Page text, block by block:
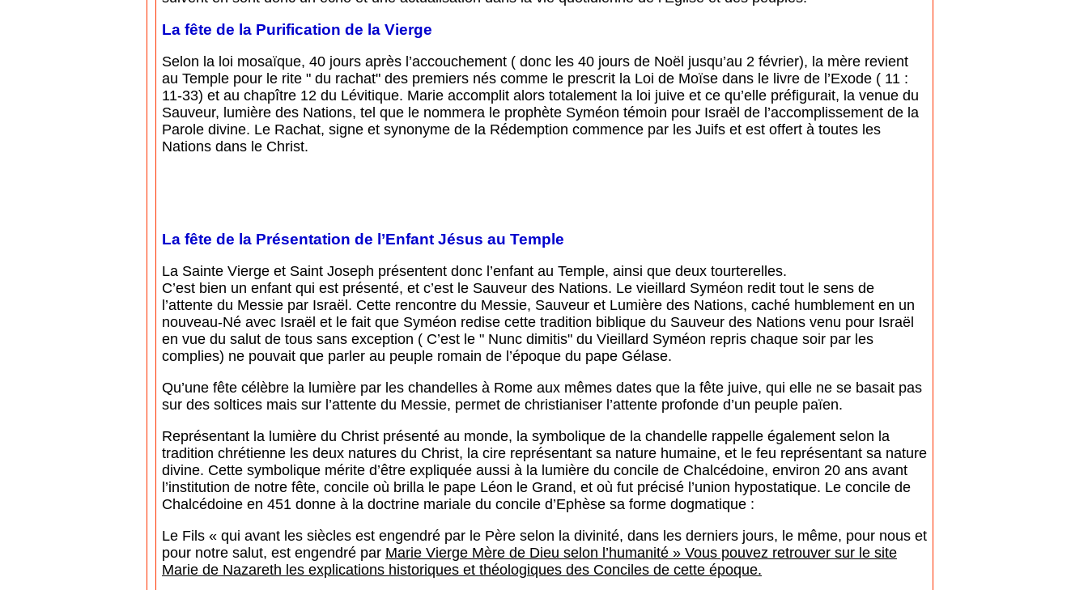
La fête de la Purification de la Vierge
Selon la loi mosaïque, 40 jours après l’accouchement ( donc les 40 jours de Noël jusqu’au 2 février), la mère revient
au Temple pour le rite " du rachat" des premiers nés comme le prescrit la Loi de Moïse dans le livre de l’Exode ( 11 :
11-33) et au chapître 12 du Lévitique. Marie accomplit alors totalement la loi juive et ce qu’elle préfigurait, la venue du
Sauveur, lumière des Nations, tel que le nommera le prophète Syméon témoin pour Israël de l’accomplissement de la
Parole divine. Le Rachat, signe et synonyme de la Rédemption commence par les Juifs et est offert à toutes les
Nations dans le Christ.
La fête de la Présentation de l’Enfant Jésus au Temple
La Sainte Vierge et Saint Joseph présentent donc l’enfant au Temple, ainsi que deux tourterelles.
C’est bien un enfant qui est présenté, et c’est le Sauveur des Nations. Le vieillard Syméon redit tout le sens de
l’attente du Messie par Israël. Cette rencontre du Messie, Sauveur et Lumière des Nations, caché humblement en un
nouveau-Né avec Israël et le fait que Syméon redise cette tradition biblique du Sauveur des Nations venu pour Israël
en vue du salut de tous sans exception ( C’est le " Nunc dimitis" du Vieillard Syméon repris chaque soir par les
complies) ne pouvait que parler au peuple romain de l’époque du pape Gélase.
Qu’une fête célèbre la lumière par les chandelles à Rome aux mêmes dates que la fête juive, qui elle ne se basait pas
sur des soltices mais sur l’attente du Messie, permet de christianiser l’attente profonde d’un peuple païen.
Représentant la lumière du Christ présenté au monde, la symbolique de la chandelle rappelle également selon la
tradition chrétienne les deux natures du Christ, la cire représentant sa nature humaine, et le feu représentant sa nature
divine. Cette symbolique mérite d’être expliquée aussi à la lumière du concile de Chalcédoine, environ 20 ans avant
l’institution de notre fête, concile où brilla le pape Léon le Grand, et où fut précisé l’union hypostatique. Le concile de
Chalcédoine en 451 donne à la doctrine mariale du concile d’Ephèse sa forme dogmatique :
Le Fils « qui avant les siècles est engendré par le Père selon la divinité, dans les derniers jours, le même, pour nous et
pour notre salut, est engendré par Marie Vierge Mère de Dieu selon l’humanité » Vous pouvez retrouver sur le site
Marie de Nazareth les explications historiques et théologiques des Conciles de cette époque.